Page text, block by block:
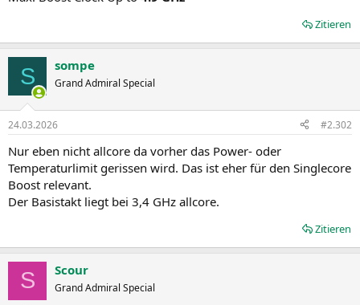
Zitieren
S sompe
Grand Admiral Special
24.03.2026 #2.302
Nur eben nicht allcore da vorher das Power- oder
Temperaturlimit gerissen wird. Das ist eher für den Singlecore
Boost relevant.
Der Basistakt liegt bei 3,4 GHz allcore.
Zitieren
S Scour
Grand Admiral Special